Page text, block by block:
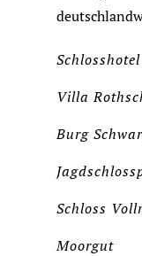
Villa
Burg
Schloss
Moorgut